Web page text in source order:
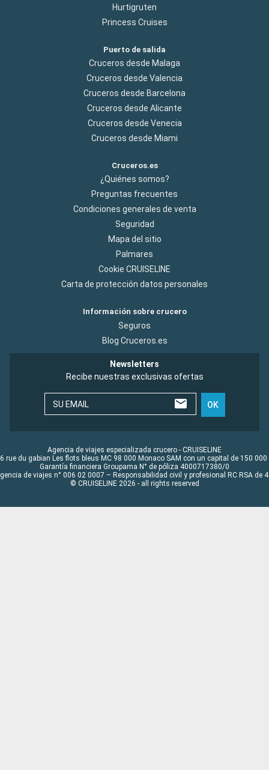
Hurtigruten
Princess Cruises
Puerto de salida
Cruceros desde Malaga
Cruceros desde Valencia
Cruceros desde Barcelona
Cruceros desde Alicante
Cruceros desde Venecia
Cruceros desde Miami
Cruceros.es
¿Quiénes somos?
Preguntas frecuentes
Condiciones generales de venta
Seguridad
Mapa del sitio
Palmares
Cookie CRUISELINE
Carta de protección datos personales
Información sobre crucero
Seguros
Blog Cruceros.es
Newsletters
Recibe nuestras exclusivas ofertas
SU EMAIL OK
Agencia de viajes especializada crucero - CRUISELINE
rue du gabian Les flots bleus MC 98 000 Monaco SAM con un capital de 150 000
Garantía financiera Groupama N° de póliza 4000717380/0
de viajes n° 006 02 0007 – Responsabilidad civil y profesional RC RSA de
© CRUISELINE 2026 - all rights reserved